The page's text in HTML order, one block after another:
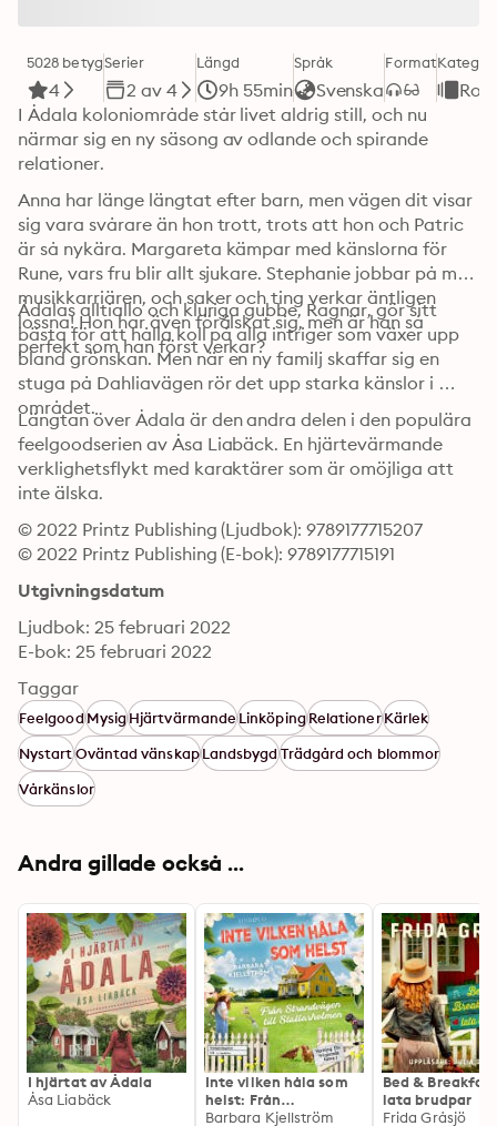
5028 betyg
4
Serier
2 av 4
Längd
9h 55min
Språk
Svenska
FormatKategori
I Ådala koloniområde står livet aldrig still, och nu
närmar sig en ny säsong av odlande och spirande
relationer.
Anna har länge längtat efter barn, men vägen dit visar
sig vara svårare än hon trott, trots att hon och Patric
är så nykära. Margareta kämpar med känslorna för
Rune, vars fru blir allt sjukare. Stephanie jobbar på med
musikkarriären, och saker och ting verkar äntligen
lossna! Hon har även förälskat sig, men är han så
perfekt som han först verkar?
Ådalas alltiallo och kluriga gubbe, Ragnar, gör sitt
bästa för att hålla koll på alla intriger som växer upp
bland grönskan. Men när en ny familj skaffar sig en
stuga på Dahliavägen rör det upp starka känslor i
området.
Längtan över Ådala är den andra delen i den populära
feelgoodserien av Åsa Liabäck. En hjärtevärmande
verklighetsflykt med karaktärer som är omöjliga att
inte älska.
© 2022 Printz Publishing (Ljudbok): 9789177715207
© 2022 Printz Publishing (E-bok): 9789177715191
Utgivningsdatum
Ljudbok: 25 februari 2022
E-bok: 25 februari 2022
Taggar
FeelgoodMysigHjärtvärmandeLinköpingRelationerKärlek
NystartOväntad vänskapLandsbygdTrädgård och blommor
Vårkänslor
Andra gillade också ...
I hjärtat av Ådala
Åsa Liabäck
Inte vilken håla som
helst: Från
Strandvägen till
Barbara Kjellström
Bed &
lata brudpar
Frida Gråsjö